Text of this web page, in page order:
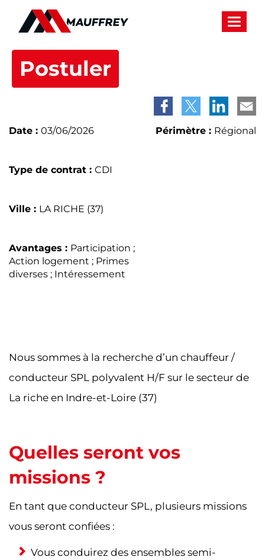
Toggle
Postuler
Date : 03/06/2026
Type de contrat : CDI
Ville : LA RICHE (37)
Avantages : Participation ;
Action logement ; Primes
diverses ; Intéressement
Périmètre : Régional
Nous sommes à la recherche d’un chauffeur /
conducteur SPL polyvalent H/F sur le secteur de
La riche en Indre-et-Loire (37)
Quelles seront vos
missions ?
En tant que conducteur SPL, plusieurs missions
vous seront confiées :
Vous conduirez des ensembles semi-